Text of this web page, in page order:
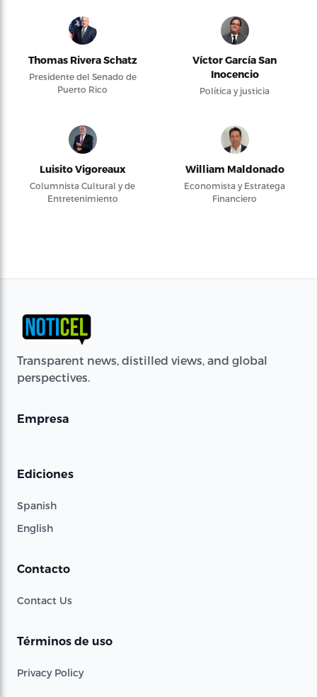
Thomas Rivera Schatz
Presidente del Senado de
Puerto Rico
Víctor García San
Inocencio
Política y justicia
Luisito Vigoreaux
Columnista Cultural y de
Entretenimiento
William Maldonado
Economista y Estratega
Financiero
Transparent news, distilled views, and global
perspectives.
Empresa
Ediciones
Spanish
English
Contacto
Contact Us
Términos de uso
Privacy Policy